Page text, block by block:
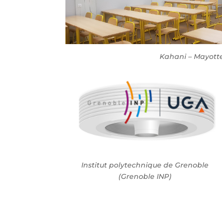
Kahani –
Institut polytechnique de Grenoble
(Grenoble INP)